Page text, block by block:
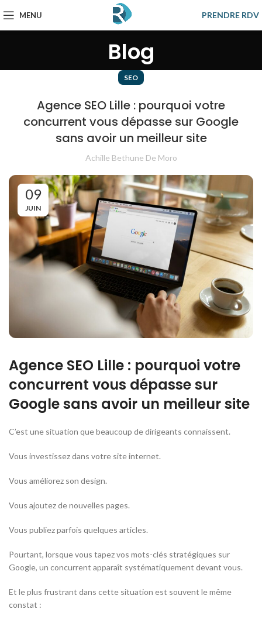
MENU PRENDRE RDV
Blog
SEO
Agence SEO Lille : pourquoi votre
concurrent vous dépasse sur Google
sans avoir un meilleur site
Achille Bethune De Moro
09
JUIN
Agence SEO Lille : pourquoi votre
concurrent vous dépasse sur
Google sans avoir un meilleur site
C’est une situation que beaucoup de dirigeants connaissent.
Vous investissez dans votre site internet.
Vous améliorez son design.
Vous ajoutez de nouvelles pages.
Vous publiez parfois quelques articles.
Pourtant, lorsque vous tapez vos mots-clés stratégiques sur
Google, un concurrent apparaît systématiquement devant vous.
Et le plus frustrant dans cette situation est souvent le même
constat :